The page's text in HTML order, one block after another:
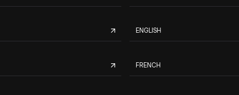
ENGLISH
FRENCH